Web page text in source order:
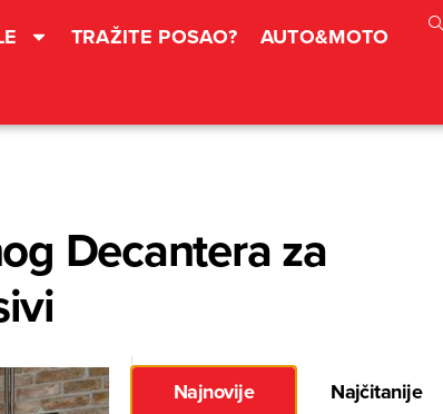
TRAŽITE POSAO?
AUTO&MOTO
Decantera za
Najnovije
Najčitanije